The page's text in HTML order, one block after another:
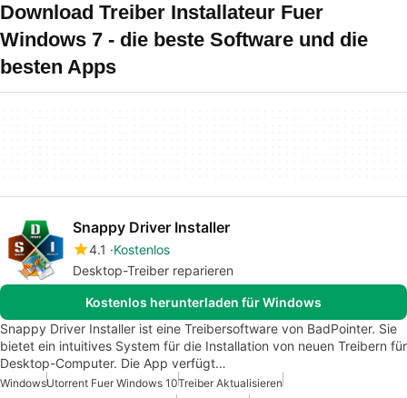
Download Treiber Installateur Fuer
Windows 7 - die beste Software und die
besten Apps
Snappy Driver Installer
4.1
Kostenlos
Desktop-Treiber reparieren
Kostenlos herunterladen für Windows
Snappy Driver Installer ist eine Treibersoftware von BadPointer. Sie
bietet ein intuitives System für die Installation von neuen Treibern für
Desktop-Computer. Die App verfügt…
WindowsUtorrent Fuer Windows 10Treiber Aktualisieren